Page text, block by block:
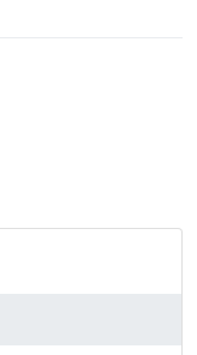
Acadiens
pères Eudistes